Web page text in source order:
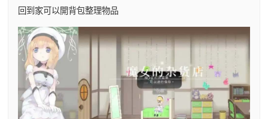
回到家可以開背包整理物品